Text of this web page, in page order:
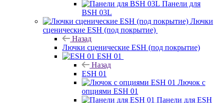
Панели для
BSH 03L
Лючки
сценические ESH (под покрытие)
Назад
Лючки сценические ESH (под покрытие)
ESH 01
Назад
ESH 01
Лючок с
опциями ESH 01
Панели для ESH